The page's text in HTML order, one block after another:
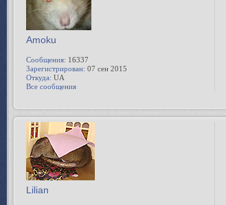
Amoku
Сообщения: 16337
Зарегистрирован: 07 сен 2015
Откуда: UA
Все сообщения
Lilian